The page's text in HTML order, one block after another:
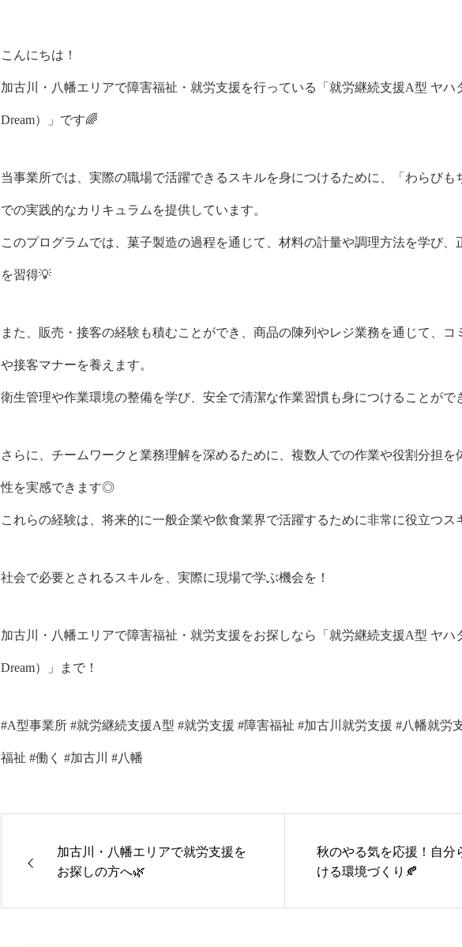
こんにちは！
加古川・八幡エリアで障害福祉・就労支援を行っている「就労継続支援A型 ヤハ
Dream）」です🌈
当事業所では、実際の職場で活躍できるスキルを身につけるために、「わらびも
での実践的なカリキュラムを提供しています。
このプログラムでは、菓子製造の過程を通じて、材料の計量や調理方法を学び、
を習得💡
また、販売・接客の経験も積むことができ、商品の陳列やレジ業務を通じて、コ
や接客マナーを養えます。
衛生管理や作業環境の整備を学び、安全で清潔な作業習慣も身につけることがで
さらに、チームワークと業務理解を深めるために、複数人での作業や役割分担を
性を実感できます◎
これらの経験は、将来的に一般企業や飲食業界で活躍するために非常に役立つス
社会で必要とされるスキルを、実際に現場で学ぶ機会を！
加古川・八幡エリアで障害福祉・就労支援をお探しなら「就労継続支援A型 ヤハ
Dream）」まで！
#A型事業所 #就労継続支援A型 #就労支援 #障害福祉 #加古川就労支援 #八幡就労支
福祉 #働く #加古川 #八幡
加古川・八幡エリアで就労支援を
お探しの方へ🌿
秋のやる気を応援！自分
ける環境づくり🍂